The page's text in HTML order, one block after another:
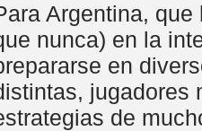
Argentina,
nunca) en la
en
jugadores
de